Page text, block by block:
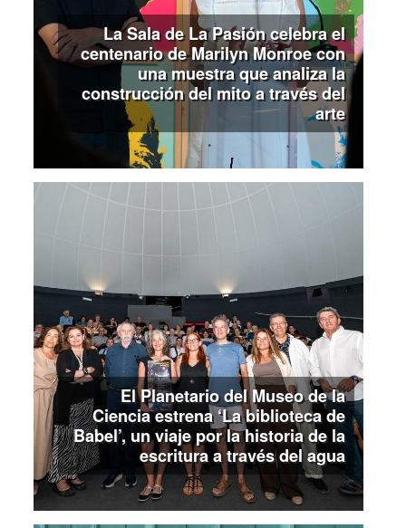
La Sala de La Pasión celebra el
centenario de Marilyn Monroe con
una muestra que analiza la
construcción del mito a través del
arte
El Planetario del Museo de la
Ciencia estrena ‘La biblioteca de
Babel’, un viaje por la historia de la
escritura a través del agua